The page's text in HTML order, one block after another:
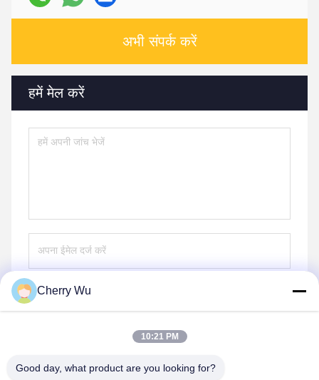
अभी संपर्क करें
हमें मेल करें
भेजना
Cherry Wu
10:21 PM
Good day, what product are you looking for?